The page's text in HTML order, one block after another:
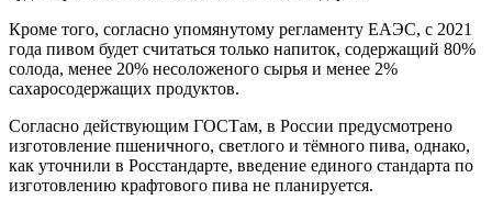
Кроме того, согласно упомянутому регламенту ЕАЭС, с 2021
года пивом будет считаться только напиток, содержащий 80%
солода, менее 20% несоложеного сырья и менее 2%
сахаросодержащих продуктов.
Согласно действующим ГОСТам, в России предусмотрено
изготовление пшеничного, светлого и тёмного пива, однако,
как уточнили в Росстандарте, введение единого стандарта по
изготовлению крафтового пива не планируется.